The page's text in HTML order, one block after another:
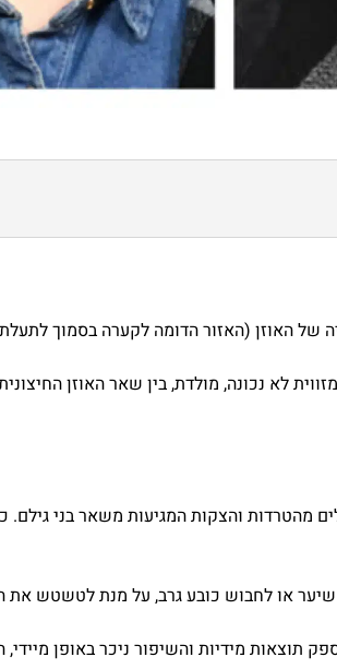
של האוזן (האזור הדומה לקערה בסמוך
לא נכונה, מולדת, בין שאר האוזן
מהטרדות והצקות המגיעות משאר בני
שיער או לחבוש כובע גרב, על מנת לטשטש את
תוצאות מידיות והשיפור ניכר באופן מיידי,